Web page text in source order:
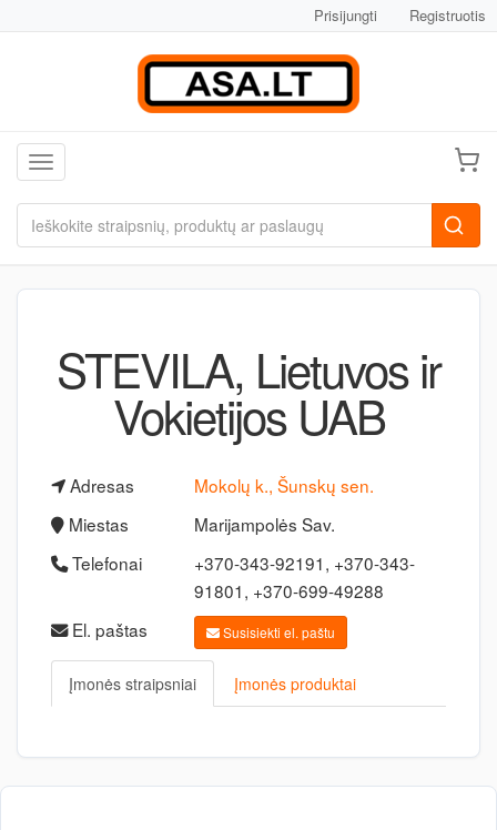
Prisijungti Registruotis
Toggle navigation
STEVILA, Lietuvos ir
Vokietijos UAB
Adresas
Mokolų k., Šunskų sen.
Miestas
Marijampolės Sav.
Telefonai
+370-343-92191, +370-343-
91801, +370-699-49288
El. paštas
Susisiekti el. paštu
Įmonės straipsniai Įmonės produktai